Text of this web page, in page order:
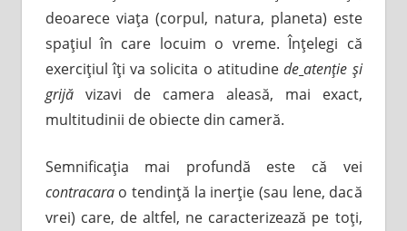
deoarece viaţa (corpul, natura, planeta) este
spaţiul în care locuim o vreme. Înţelegi că
exerciţiul îţi va solicita o atitudine de atenţie şi
grijăvizavi de camera aleasă, mai exact,
multitudinii de obiecte din cameră.
Semnificaţia mai profundă este că vei
contracarao tendinţă la inerţie (sau lene, dacă
vrei) care, de altfel, ne caracterizează pe toţi,